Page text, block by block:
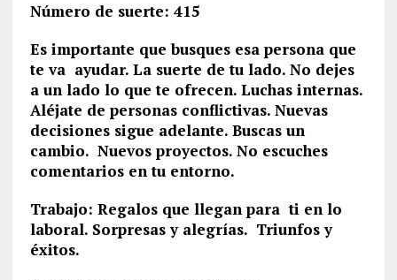
Número de suerte: 415
Es importante que busques esa persona que
te va ayudar. La suerte de tu lado. No dejes
a un lado lo que te ofrecen. Luchas internas.
Aléjate de personas conflictivas. Nuevas
decisiones sigue adelante. Buscas un
cambio. Nuevos proyectos. No escuches
comentarios en tu entorno.
Trabajo: Regalos que llegan para ti en lo
laboral. Sorpresas y alegrías. Triunfos y
éxitos.